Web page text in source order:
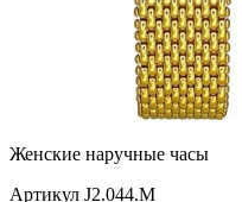
Женские наручные часы
Артикул J2.044.M